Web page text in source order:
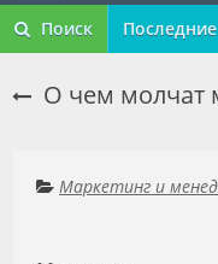
Статьи
Вакансии
Поиск
О чем молчат
Маркетинг и